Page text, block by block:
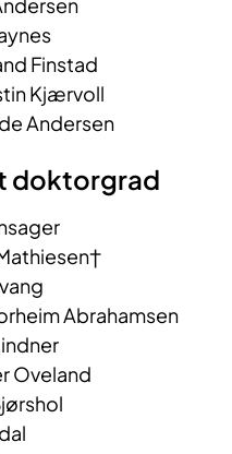
Finstad
Kjærvoll
Andersen
doktorgrad
Abrahamsen
Oveland